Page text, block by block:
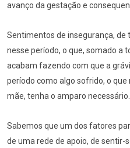
avanço da gestação e
Sentimentos de insegurança, de
nesse período, o que, somado a
acabam fazendo com que a
período como algo sofrido, o que
mãe, tenha o amparo necessário.
Sabemos que um dos fatores
de uma rede de apoio, de sentir-